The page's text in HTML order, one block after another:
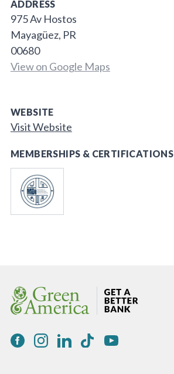
ADDRESS
975 Av Hostos
Mayagüez, PR
00680
View on Google Maps
WEBSITE
Visit Website
MEMBERSHIPS & CERTIFICATIONS